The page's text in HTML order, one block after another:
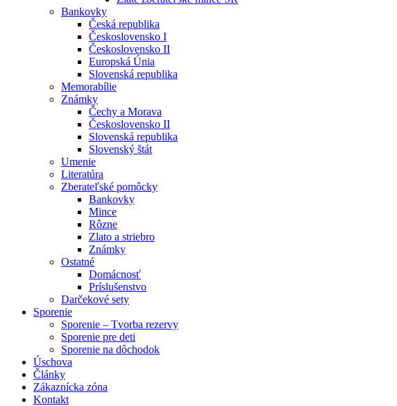
Bankovky
Česká republika
Československo I
Československo II
Europská Únia
Slovenská republika
Memorabílie
Známky
Čechy a Morava
Československo II
Slovenská republika
Slovenský štát
Umenie
Literatúra
Zberateľské pomôcky
Bankovky
Mince
Rôzne
Zlato a striebro
Známky
Ostatné
Domácnosť
Príslušenstvo
Darčekové sety
Sporenie
Sporenie – Tvorba rezervy
Sporenie pre deti
Sporenie na dôchodok
Úschova
Články
Zákaznícka zóna
Kontakt